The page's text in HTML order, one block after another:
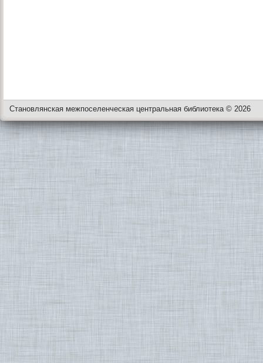
Становлянская межпоселенческая центральная библиотека © 2026